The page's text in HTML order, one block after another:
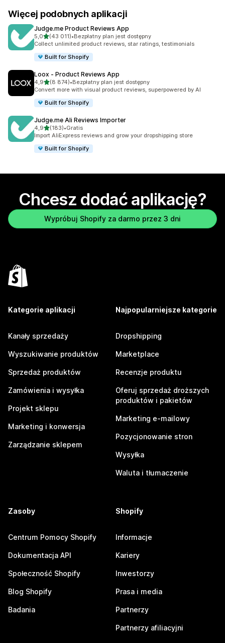
Więcej podobnych aplikacji
Judge.me Product Reviews App
5,0na 5 gwiazdek
(43 011)
Łączna liczba recenzji: 43011
•Bezpłatny plan jest dostępny
Collect unlimited product reviews, star ratings, testimonials
Built for Shopify
Loox ‑ Product Reviews App
4,9na 5 gwiazdek
(8 874)
Łączna liczba recenzji: 8874
•Bezpłatny plan jest dostępny
Convert more with visual product reviews, superpowered by AI
Built for Shopify
Judge.me Ali Reviews Importer
4,9na 5 gwiazdek
(183)
Łączna liczba recenzji: 183
•Gratis
Import AliExpress reviews and grow your dropshipping store
Built for Shopify
Chcesz dodać aplikację?
Wypróbuj Shopify za darmo przez 3 dni
Kategorie aplikacji
Kanały sprzedaży
Wyszukiwanie produktów
Sprzedaż produktów
Zamówienia i wysyłka
Projekt sklepu
Marketing i konwersja
Zarządzanie sklepem
Najpopularniejsze kategorie
Dropshipping
Marketplace
Recenzje produktu
Oferuj sprzedaż droższych
produktów i pakietów
Marketing e-mailowy
Pozycjonowanie stron
Wysyłka
Waluta i tłumaczenie
Zasoby
Centrum Pomocy Shopify
Dokumentacja API
Społeczność Shopify
Blog Shopify
Badania
Shopify
Informacje
Kariery
Inwestorzy
Prasa i media
Partnerzy
Partnerzy afiliacyjni